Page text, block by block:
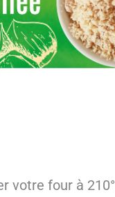
votre four à 210°